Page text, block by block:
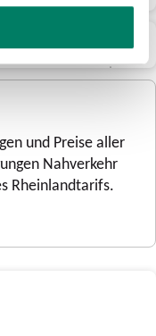
und Preise aller
Nahverkehr
Rheinlandtarifs.